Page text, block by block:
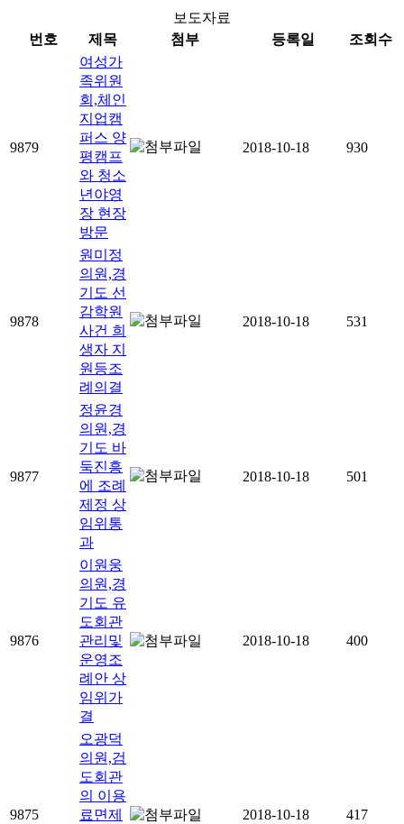
보도자료
번호
제목 첨부 등록일 조회수
9879
여성가
족위원
회,체인
지업캠
퍼스 양
평캠프
와 청소
년야영
장 현장
방문
2018-10-18 930
9878
원미정
의원,경
기도 선
감학원
사건 희
생자 지
원등조
례의결
2018-10-18 531
9877
정윤경
의원,경
기도 바
둑진흥
에 조례
제정 상
임위통
과
2018-10-18 501
9876
이원웅
의원,경
기도 유
도회관
관리및
운영조
례안 상
임위가
결
2018-10-18 400
9875
오광덕
의원,검
도회관
의 이용
료면제
2018-10-18 417